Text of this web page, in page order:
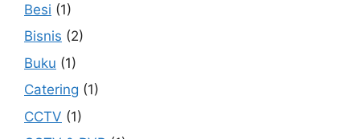
Besi (1)
Bisnis (2)
Buku (1)
Catering (1)
CCTV (1)